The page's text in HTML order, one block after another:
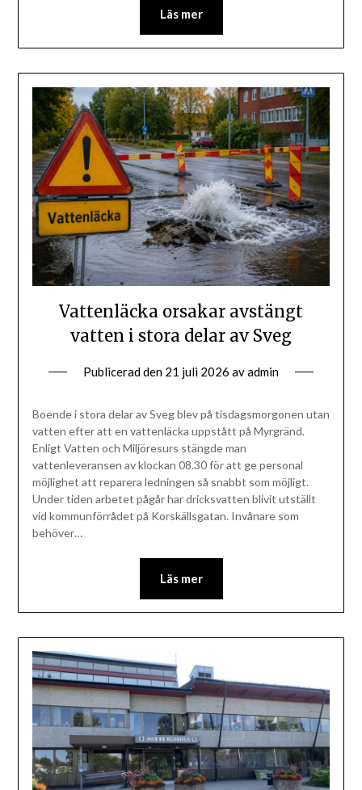
Läs mer
Vattenläcka orsakar avstängt
vatten i stora delar av Sveg
Publicerad den 21 juli 2026 avadmin
Boende i stora delar av Sveg blev på tisdagsmorgonen utan
vatten efter att en vattenläcka uppstått på Myrgränd.
Enligt Vatten och Miljöresurs stängde man
vattenleveransen av klockan 08.30 för att ge personal
möjlighet att reparera ledningen så snabbt som möjligt.
Under tiden arbetet pågår har dricksvatten blivit utställt
vid kommunförrådet på Korskällsgatan. Invånare som
behöver…
Läs mer